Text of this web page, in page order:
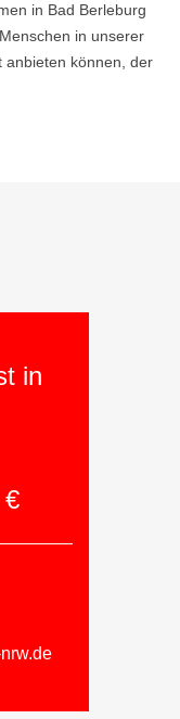
in Bad Berleburg
in unserer
anbieten können, der
in
€